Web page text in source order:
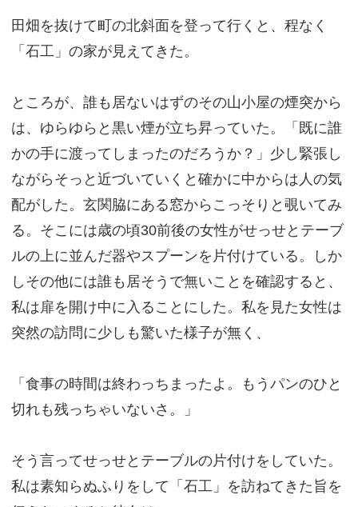
田畑を抜けて町の北斜面を登って行くと、程なく
「石工」の家が見えてきた。
ところが、誰も居ないはずのその山小屋の煙突から
は、ゆらゆらと黒い煙が立ち昇っていた。「既に誰
かの手に渡ってしまったのだろうか？」少し緊張し
ながらそっと近づいていくと確かに中からは人の気
配がした。玄関脇にある窓からこっそりと覗いてみ
る。そこには歳の頃30前後の女性がせっせとテーブ
ルの上に並んだ器やスプーンを片付けている。しか
しその他には誰も居そうで無いことを確認すると、
私は扉を開け中に入ることにした。私を見た女性は
突然の訪問に少しも驚いた様子が無く、
「食事の時間は終わっちまったよ。もうパンのひと
切れも残っちゃいないさ。」
そう言ってせっせとテーブルの片付けをしていた。
私は素知らぬふりをして「石工」を訪ねてきた旨を